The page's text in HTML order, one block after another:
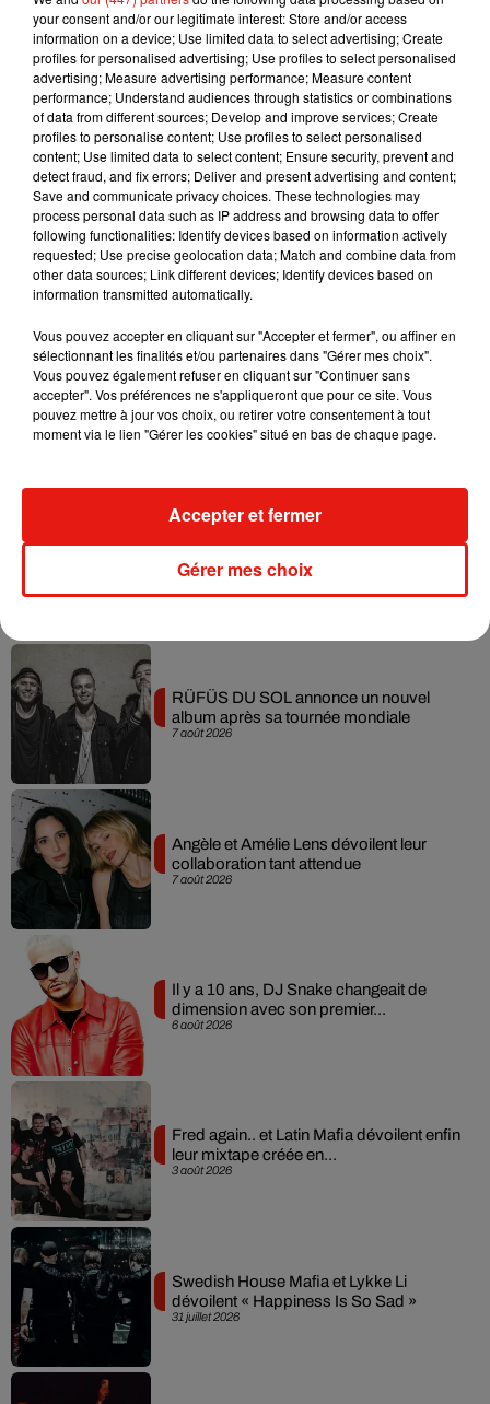
car elle peut affecter la peau, les muqueuses et certains
matériaux, bien qu’elle reste très efficace dans la salle de
bain, la cuisine et les sols. Enfin, il est aussi très important
d’aérer votre domicile au moins une fois par jour pour
renouveler l’air de vos pièces.
Les téléphones portables, les tablettes tactiles, les claviers
d’ordinateurs ou encore les télécommandes et manettes de
jeux vidéo doivent être nettoyés environ deux fois par jour
avec des produits adaptés : lingettes désinfectantes ou un
tissu imbibé d’alcool à 70 °C.
• Les vêtements et les chaussures
Après chaque sortie, il faut penser à retirer ses chaussures,
les laisser dans l’entrée et nettoyer la semelle. Se laver les
mains ensuite. Pour la lessive, il est conseillé de laver son
linge à 60 °C en machine.
laver les mains régulièrement à l’eau et au savon ou avec un
gel hydro-alcoolique.
7 août 2026
RÜFÜS DU SOL annonce un nouvel
album après sa tournée mondiale
7 août 2026
Angèle et Amélie Lens dévoilent leur
collaboration tant attendue
6 août 2026
Il y a 10 ans, DJ Snake changeait de
dimension avec son premier...
3 août 2026
Fred again.. et Latin Mafia dévoilent enfin
leur mixtape créée en...
31 juillet 2026
Swedish House Mafia et Lykke Li
dévoilent « Happiness Is So Sad »
your consent and/or our legitimate interest: Store and/or access
information on a device; Use limited data to select advertising; Create
profiles for personalised advertising; Use profiles to select personalised
advertising; Measure advertising performance; Measure content
performance; Understand audiences through statistics or combinations
of data from different sources; Develop and improve services; Create
profiles to personalise content; Use profiles to select personalised
content; Use limited data to select content; Ensure security, prevent and
detect fraud, and fix errors; Deliver and present advertising and content;
Save and communicate privacy choices. These technologies may
process personal data such as IP address and browsing data to offer
following functionalities: Identify devices based on information actively
requested; Use precise geolocation data; Match and combine data from
other data sources; Link different devices; Identify devices based on
information transmitted automatically.
Vous pouvez accepter en cliquant sur "Accepter et fermer", ou affiner en
sélectionnant les finalités et/ou partenaires dans "Gérer mes choix".
Vous pouvez également refuser en cliquant sur "Continuer sans
accepter". Vos préférences ne s'appliqueront que pour ce site. Vous
pouvez mettre à jour vos choix, ou retirer votre consentement à tout
moment via le lien "Gérer les cookies" situé en bas de chaque page.
Gérer mes choix
Accepter et fermer